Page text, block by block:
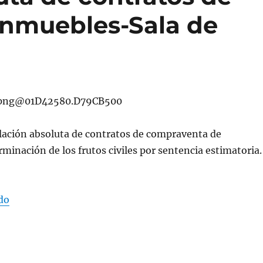
Sala de
absoluta de contratos de compraventa de
de los frutos civiles por sentencia estimatoria.
«Simulación absoluta de contratos de compraventa de